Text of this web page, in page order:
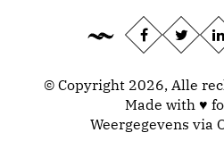
© Copyright 2026, Alle
Made with ♥
Weergegevens via